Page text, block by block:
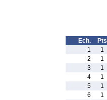
Ech. Pts
1
1
2
1
3
1
4
1
5
1
6
1